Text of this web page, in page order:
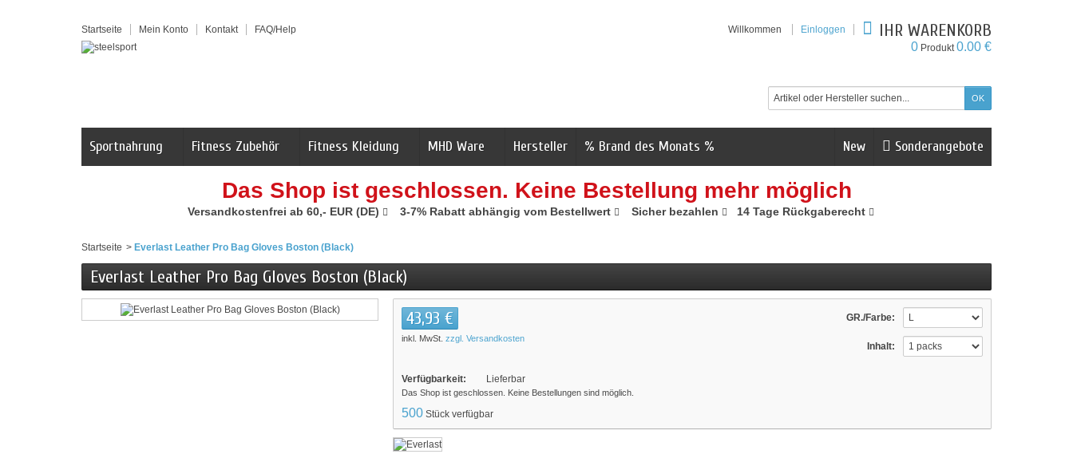
Startseite Mein Konto Kontakt FAQ/Help Willkommen Einloggen IHR WARENKORB
0 Produkt0.00 €
Sonderangebote
New
Sportnahrung Fitness Zubehör Fitness Kleidung MHD Ware Hersteller % Brand des Monats %
Das Shop ist geschlossen. Keine Bestellung mehr möglich
Versandkostenfrei ab 60,- EUR (DE) 3-7% Rabatt abhängig vom Bestellwert Sicher bezahlen 14 Tage Rückgaberecht
Startseite > Everlast Leather Pro Bag Gloves Boston (Black)
Everlast Leather Pro Bag Gloves Boston (Black)
GR./Farbe:
Inhalt:
43,93 €
inkl. MwSt. zzgl. Versandkosten
Verfügbarkeit: Lieferbar
Das Shop ist geschlossen. Keine Bestellungen sind möglich.
500 Stück verfügbar